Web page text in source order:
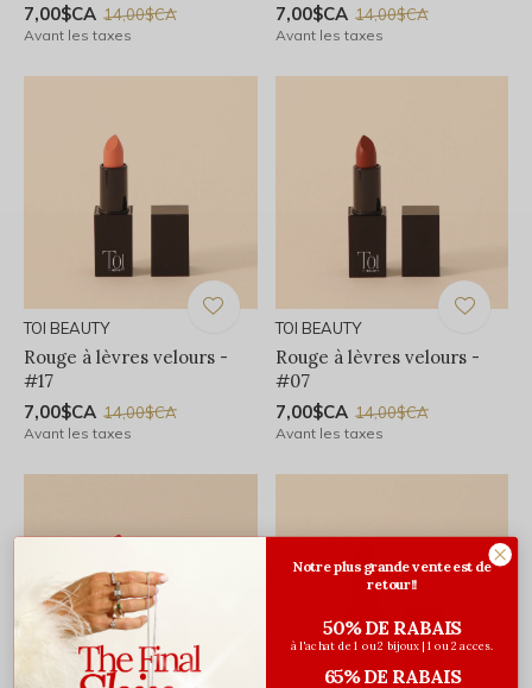
7,00$CA 14,00$CA
Avant les taxes
7,00$CA 14,00$CA
Avant les taxes
TOI BEAUTY
Rouge à lèvres velours -
#17
7,00$CA 14,00$CA
Avant les taxes
TOI BEAUTY
Rouge à lèvres velours -
#07
7,00$CA 14,00$CA
Avant les taxes
Notre plus grande vente est de
retour!!
50% DE RABAIS
à l'achat de 1 ou 2 bijoux | 1 ou 2 acces.
65% DE RABAIS